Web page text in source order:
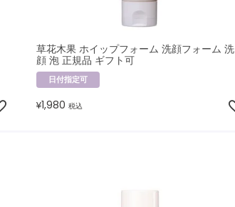
草花木果 ホイップフォーム 洗顔フォーム 洗
顔 泡 正規品 ギフト可
日付指定可
¥1,980 税込